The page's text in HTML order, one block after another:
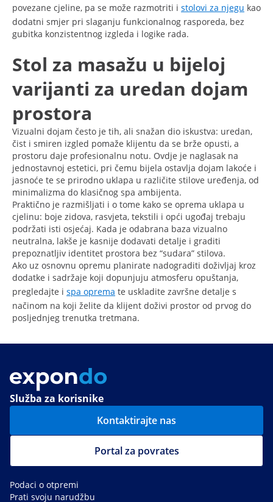
povezane cjeline, pa se može razmotriti i stolovi za njegu kao
dodatni smjer pri slaganju funkcionalnog rasporeda, bez
gubitka konzistentnog izgleda i logike rada.
Stol za masažu u bijeloj
varijanti za uredan dojam
prostora
Vizualni dojam često je tih, ali snažan dio iskustva: uredan,
čist i smiren izgled pomaže klijentu da se brže opusti, a
prostoru daje profesionalnu notu. Ovdje je naglasak na
jednostavnoj estetici, pri čemu bijela ostavlja dojam lakoće i
jasnoće te se prirodno uklapa u različite stilove uređenja, od
minimalizma do klasičnog spa ambijenta.
Praktično je razmišljati i o tome kako se oprema uklapa u
cjelinu: boje zidova, rasvjeta, tekstili i opći ugođaj trebaju
podržati isti osjećaj. Kada je odabrana baza vizualno
neutralna, lakše je kasnije dodavati detalje i graditi
prepoznatljiv identitet prostora bez “sudara” stilova.
Ako uz osnovnu opremu planirate nadograditi doživljaj kroz
dodatke i sadržaje koji dopunjuju atmosferu opuštanja,
pregledajte i spa oprema te uskladite završne detalje s
načinom na koji želite da klijent doživi prostor od prvog do
posljednjeg trenutka tretmana.
Služba za korisnike
Kontaktirajte nas
Portal za povrates
Podaci o otpremi
Prati svoju narudžbu